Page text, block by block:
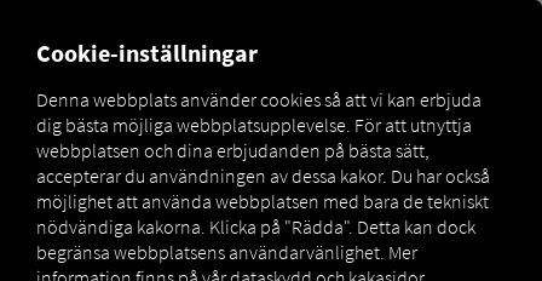
Marketplace Connectors project44 Connect
Cookie-inställningar
Denna webbplats använder cookies så att vi kan erbjuda
dig bästa möjliga webbplatsupplevelse. För att utnyttja
webbplatsen och dina erbjudanden på bästa sätt,
accepterar du användningen av dessa kakor. Du har också
möjlighet att använda webbplatsen med bara de tekniskt
nödvändiga kakorna. Klicka på "Rädda". Detta kan dock
begränsa webbplatsens användarvänlighet. Mer